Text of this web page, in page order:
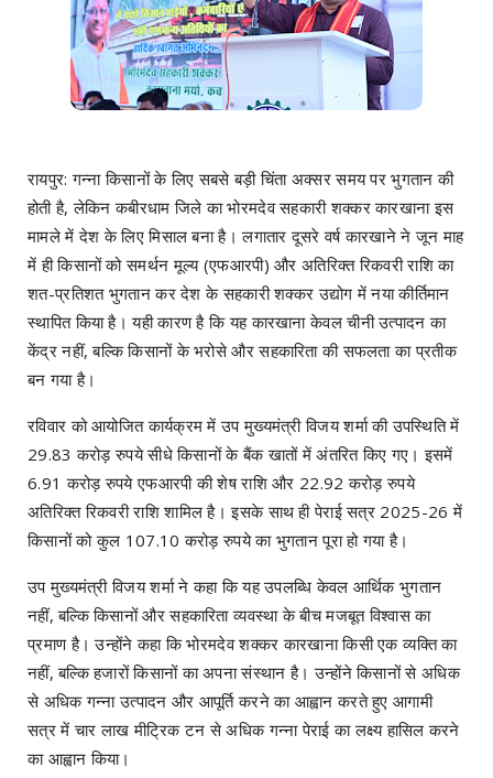
रायपुर: गन्ना किसानों के लिए सबसे बड़ी चिंता अक्सर समय पर भुगतान की
होती है, लेकिन कबीरधाम जिले का भोरमदेव सहकारी शक्कर कारखाना इस
मामले में देश के लिए मिसाल बना है। लगातार दूसरे वर्ष कारखाने ने जून माह
में ही किसानों को समर्थन मूल्य (एफआरपी) और अतिरिक्त रिकवरी राशि का
शत-प्रतिशत भुगतान कर देश के सहकारी शक्कर उद्योग में नया कीर्तिमान
स्थापित किया है। यही कारण है कि यह कारखाना केवल चीनी उत्पादन का
केंद्र नहीं, बल्कि किसानों के भरोसे और सहकारिता की सफलता का प्रतीक
बन गया है।
रविवार को आयोजित कार्यक्रम में उप मुख्यमंत्री विजय शर्मा की उपस्थिति में
29.83 करोड़ रुपये सीधे किसानों के बैंक खातों में अंतरित किए गए। इसमें
6.91 करोड़ रुपये एफआरपी की शेष राशि और 22.92 करोड़ रुपये
अतिरिक्त रिकवरी राशि शामिल है। इसके साथ ही पेराई सत्र 2025-26 में
किसानों को कुल 107.10 करोड़ रुपये का भुगतान पूरा हो गया है।
उप मुख्यमंत्री विजय शर्मा ने कहा कि यह उपलब्धि केवल आर्थिक भुगतान
नहीं, बल्कि किसानों और सहकारिता व्यवस्था के बीच मजबूत विश्वास का
प्रमाण है। उन्होंने कहा कि भोरमदेव शक्कर कारखाना किसी एक व्यक्ति का
नहीं, बल्कि हजारों किसानों का अपना संस्थान है। उन्होंने किसानों से अधिक
से अधिक गन्ना उत्पादन और आपूर्ति करने का आह्वान करते हुए आगामी
सत्र में चार लाख मीट्रिक टन से अधिक गन्ना पेराई का लक्ष्य हासिल करने
का आह्वान किया।